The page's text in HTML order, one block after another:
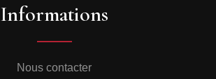
Informations
Nous contacter